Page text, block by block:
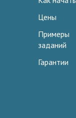
Цены
Примеры
заданий
Гарантии